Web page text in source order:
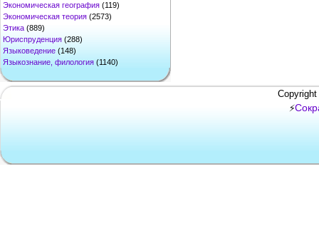
Экономическая география (119)
Экономическая теория (2573)
Этика (889)
Юриспруденция (288)
Языковедение (148)
Языкознание, филология (1140)
⚡